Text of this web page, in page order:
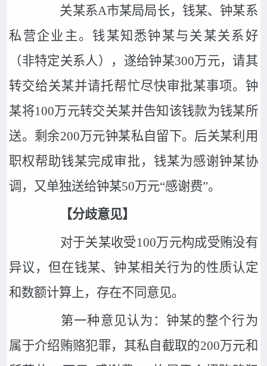
关某系A市某局局长，钱某、钟某系
私营企业主。钱某知悉钟某与关某关系好
（非特定关系人），遂给钟某300万元，请其
转交给关某并请托帮忙尽快审批某事项。钟
某将100万元转交关某并告知该钱款为钱某所
送。剩余200万元钟某私自留下。后关某利用
职权帮助钱某完成审批，钱某为感谢钟某协
调，又单独送给钟某50万元“感谢费”。
【分歧意见】
对于关某收受100万元构成受贿没有
异议，但在钱某、钟某相关行为的性质认定
和数额计算上，存在不同意见。
第一种意见认为：钟某的整个行为
属于介绍贿赂犯罪，其私自截取的200万元和